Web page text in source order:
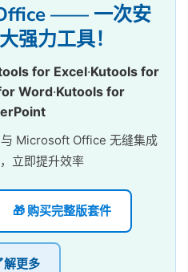
—— 一次安
强力工具！
for Excel·Kutools for
Word·Kutools for
Microsoft Office 无缝集成
，立即提升效率
🎁 购买完整版套件
解更多